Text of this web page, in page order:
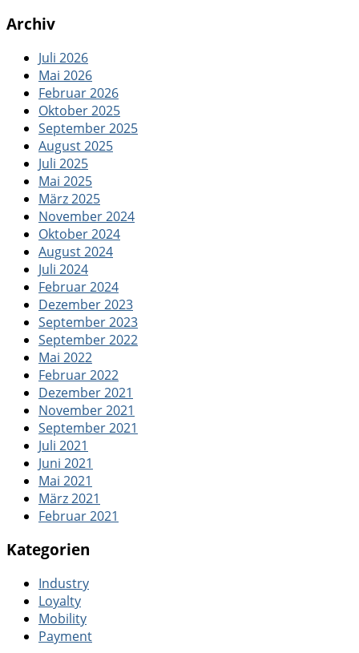
Archiv
Juli 2026
Mai 2026
Februar 2026
Oktober 2025
September 2025
August 2025
Juli 2025
Mai 2025
März 2025
November 2024
Oktober 2024
August 2024
Juli 2024
Februar 2024
Dezember 2023
September 2023
September 2022
Mai 2022
Februar 2022
Dezember 2021
November 2021
September 2021
Juli 2021
Juni 2021
Mai 2021
März 2021
Februar 2021
Kategorien
Industry
Loyalty
Mobility
Payment